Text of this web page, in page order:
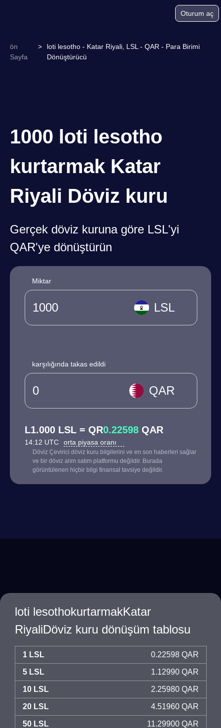
Oturum aç
ön
Sayfa
>
loti lesotho - Katar Riyali, LSL - QAR - Para Birimi
Dönüştürücü
1000 loti lesotho
kurtarmak Katar
Riyali Döviz kuru
Gerçek döviz kuruna göre LSL'yi
QAR'ye dönüştürün
Miktar
LSL
karşılığında takas edildi
QAR
L1.000 LSL = QR0.22598 QAR
14:12 UTC orta piyasa oranı
Döviz Çevirici döviz kuru bilgilerini ve en son haberleri sağlar
ve bir döviz alım satım platformu değildir. Burada
görüntülenen hiçbir bilgi finansal tavsiye değildir.
loti lesothokurtarmakKatar
RiyaliDöviz kuru dönüşüm tablosu
1 LSL 0.22598 QAR
5 LSL 1.12990 QAR
10 LSL 2.25980 QAR
20 LSL 4.51960 QAR
50 LSL 11.29900 QAR